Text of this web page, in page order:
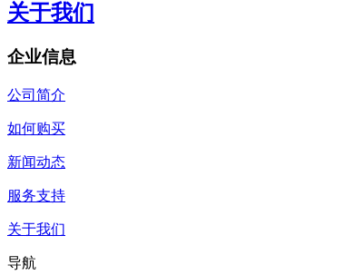
关于我们
企业信息
公司简介
如何购买
新闻动态
服务支持
关于我们
导航